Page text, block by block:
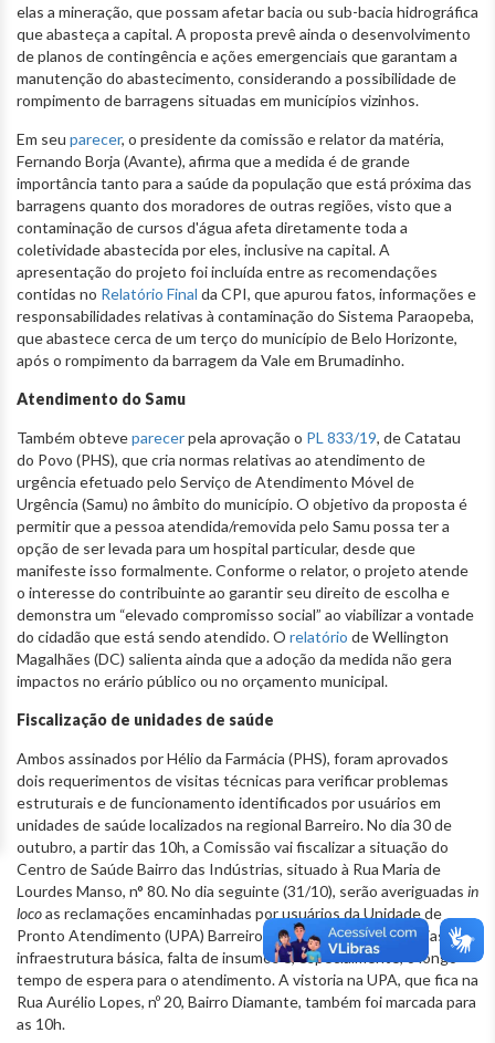
elas a mineração, que possam afetar bacia ou sub-bacia hidrográfica
que abasteça a capital. A proposta prevê ainda o desenvolvimento
de planos de contingência e ações emergenciais que garantam a
manutenção do abastecimento, considerando a possibilidade de
rompimento de barragens situadas em municípios vizinhos.
Em seu parecer, o presidente da comissão e relator da matéria,
Fernando Borja (Avante), afirma que a medida é de grande
importância tanto para a saúde da população que está próxima das
barragens quanto dos moradores de outras regiões, visto que a
contaminação de cursos d'água afeta diretamente toda a
coletividade abastecida por eles, inclusive na capital. A
apresentação do projeto foi incluída entre as recomendações
contidas no Relatório Final da CPI, que apurou fatos, informações e
responsabilidades relativas à contaminação do Sistema Paraopeba,
que abastece cerca de um terço do município de Belo Horizonte,
após o rompimento da barragem da Vale em Brumadinho.
Atendimento do Samu
Também obteveparecerpela aprovação o PL 833/19, de Catatau
do Povo (PHS), que cria normas relativas ao atendimento de
urgência efetuado pelo Serviço de Atendimento Móvel de
Urgência (Samu) no âmbito do município. O objetivo da proposta é
permitir que a pessoa atendida/removida pelo Samu possa ter a
opção de ser levada para um hospital particular, desde que
manifeste isso formalmente. Conforme o relator, o projeto atende
o interesse do contribuinte ao garantir seu direito de escolha e
demonstra um “elevado compromisso social” ao viabilizar a vontade
do cidadão que está sendo atendido. O relatório de Wellington
Magalhães (DC) salienta ainda que a adoção da medida não gera
impactos no erário público ou no orçamento municipal.
Fiscalização de unidades de saúde
Ambos assinados por Hélio da Farmácia (PHS), foram aprovados
dois requerimentos de visitas técnicas para verificar problemas
estruturais e de funcionamento identificados por usuários em
unidades de saúde localizados na regional Barreiro. No dia 30 de
outubro, a partir das 10h, a Comissão vai fiscalizar a situação do
Centro de Saúde Bairro das Indústrias, situado à Rua Maria de
Lourdes Manso, n° 80. No dia seguinte (31/10), serão averiguadas in
locoas reclamações encaminhadas por usuários da Unidade de
Pronto Atendimento (UPA) Barreiro, que apontam deficiências na
infraestrutura básica, falta de insumos e, especialmente, o longo
tempo de espera para o atendimento. A vistoria na UPA, que fica na
Rua Aurélio Lopes, nº 20, Bairro Diamante, também foi marcada para
as 10h.